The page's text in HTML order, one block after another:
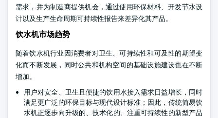
需求，并为制造商提供机会，通过使用环保材料、开发节水设
计以及生产生命周期可持续性报告来差异化其产品。
饮水机市场趋势
随着饮水机行业因消费者对卫生、可持续性和可及性的期望变
化而不断发展，同时公共和机构空间的基础设施建设也在不断
增加。
用户对安全、卫生且便捷的饮用水接入需求日益增长，同时
满足更广泛的环保目标与现代设计标准；因此，传统简易饮
水机正逐步向升级的、技术化的、注重可持续性的新型产品